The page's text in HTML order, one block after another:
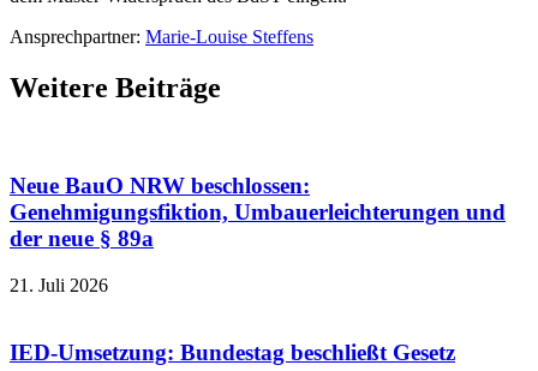
Ansprechpartner: Marie-Louise Steffens
Weitere Beiträge
Neue BauO NRW beschlossen:
Genehmigungsfiktion, Umbauerleichterungen und
der neue § 89a
21. Juli 2026
IED-Umsetzung: Bundestag beschließt Gesetz